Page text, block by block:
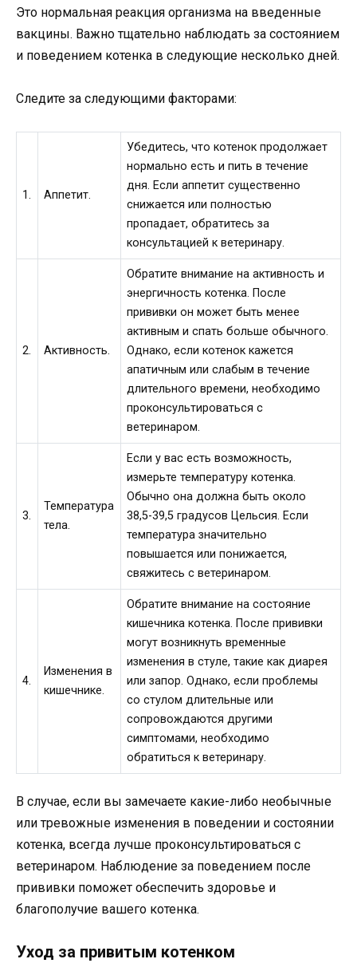
Это нормальная реакция организма на введенные
вакцины. Важно тщательно наблюдать за состоянием
и поведением котенка в следующие несколько дней.
Следите за следующими факторами:
1. Аппетит.
Убедитесь, что котенок продолжает
нормально есть и пить в течение
дня. Если аппетит существенно
снижается или полностью
пропадает, обратитесь за
консультацией к ветеринару.
2. Активность.
Обратите внимание на активность и
энергичность котенка. После
прививки он может быть менее
активным и спать больше обычного.
Однако, если котенок кажется
апатичным или слабым в течение
длительного времени, необходимо
проконсультироваться с
ветеринаром.
3.
Температура
тела.
Если у вас есть возможность,
измерьте температуру котенка.
Обычно она должна быть около
38,5-39,5 градусов Цельсия. Если
температура значительно
повышается или понижается,
свяжитесь с ветеринаром.
4.
Изменения в
кишечнике.
Обратите внимание на состояние
кишечника котенка. После прививки
могут возникнуть временные
изменения в стуле, такие как диарея
или запор. Однако, если проблемы
со стулом длительные или
сопровождаются другими
симптомами, необходимо
обратиться к ветеринару.
В случае, если вы замечаете какие-либо необычные
или тревожные изменения в поведении и состоянии
котенка, всегда лучше проконсультироваться с
ветеринаром. Наблюдение за поведением после
прививки поможет обеспечить здоровье и
благополучие вашего котенка.
Уход за привитым котенком